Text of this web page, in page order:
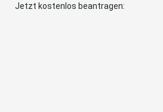
Jetzt kostenlos beantragen: